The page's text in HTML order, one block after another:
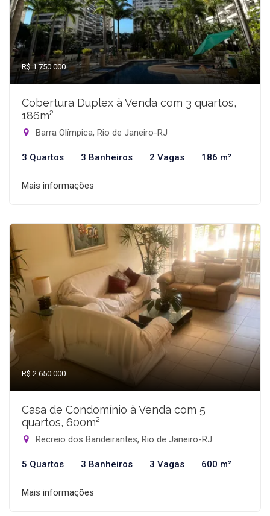
R$ 1.750.000
Cobertura Duplex à Venda com 3 quartos,
186m²
Barra Olímpica, Rio de Janeiro-RJ
3 Quartos 3 Banheiros 2 Vagas 186 m²
Mais informações
R$ 2.650.000
Casa de Condomínio à Venda com 5
quartos, 600m²
Recreio dos Bandeirantes, Rio de Janeiro-RJ
5 Quartos 3 Banheiros 3 Vagas 600 m²
Mais informações